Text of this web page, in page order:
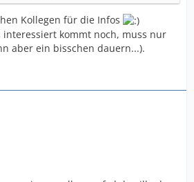
Kollegen für die Infos
interessiert kommt noch, muss nur
aber ein bisschen dauern...).